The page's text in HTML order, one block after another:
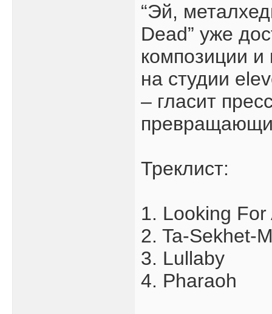
“Эй,
Dead” уже
композиции
на студии
– гласит
Треклист:
1. Looking For
2. Ta-Sekhet-
3. Lullaby
4. Pharaoh